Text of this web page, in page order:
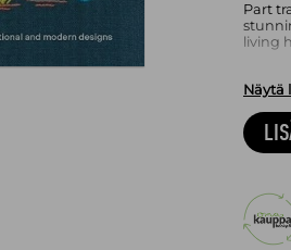
Part
living
Näytä